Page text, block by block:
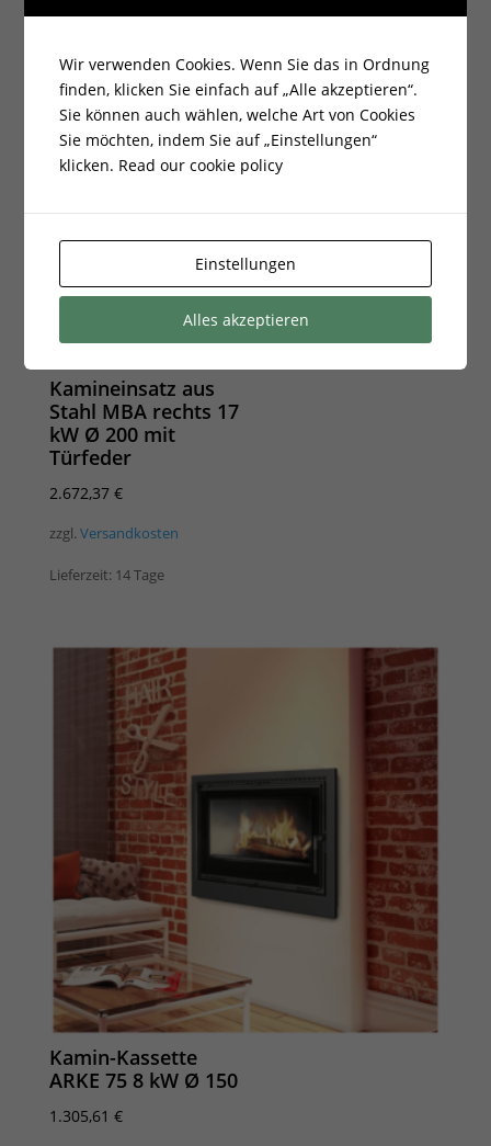
Kamineinsatz aus
Stahl MBA rechts 17
kW Ø 200 mit
Türfeder
2.672,37 €
zzgl. Versandkosten
Lieferzeit: 14 Tage
Kamin-Kassette
ARKE 75 8 kW Ø 150
1.305,61 €
Wir verwenden Cookies. Wenn Sie das in Ordnung
finden, klicken Sie einfach auf „Alle akzeptieren“.
Sie können auch wählen, welche Art von Cookies
Sie möchten, indem Sie auf „Einstellungen“
klicken. Read our cookie policy
Einstellungen
Alles akzeptieren